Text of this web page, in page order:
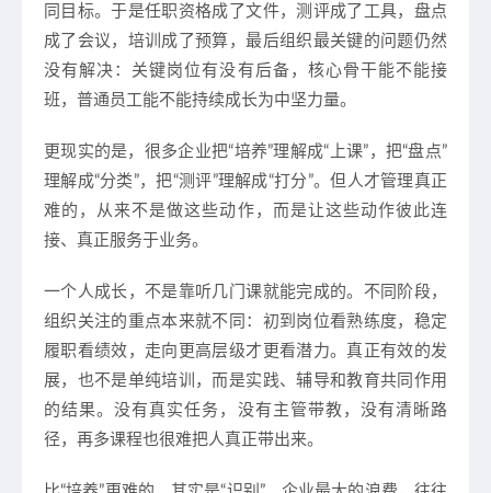
同目标。于是任职资格成了文件，测评成了工具，盘点
成了会议，培训成了预算，最后组织最关键的问题仍然
没有解决：关键岗位有没有后备，核心骨干能不能接
班，普通员工能不能持续成长为中坚力量。
更现实的是，很多企业把“培养”理解成“上课”，把“盘点”
理解成“分类”，把“测评”理解成“打分”。但人才管理真正
难的，从来不是做这些动作，而是让这些动作彼此连
接、真正服务于业务。
一个人成长，不是靠听几门课就能完成的。不同阶段，
组织关注的重点本来就不同：初到岗位看熟练度，稳定
履职看绩效，走向更高层级才更看潜力。真正有效的发
展，也不是单纯培训，而是实践、辅导和教育共同作用
的结果。没有真实任务，没有主管带教，没有清晰路
径，再多课程也很难把人真正带出来。